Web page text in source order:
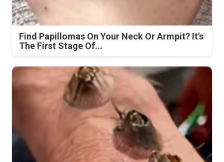
Find Papillomas On Your Neck Or Armpit? It's
The First Stage Of...